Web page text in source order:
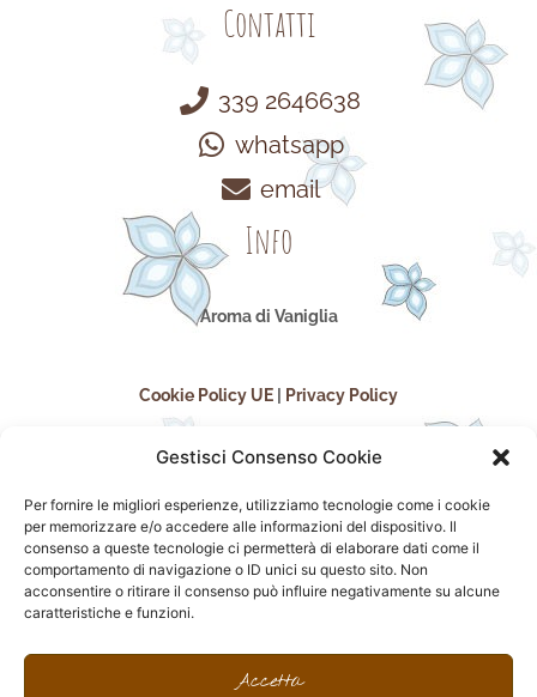
Gestisci Consenso Cookie
Per fornire le migliori esperienze, utilizziamo tecnologie come i cookie
per memorizzare e/o accedere alle informazioni del dispositivo. Il
consenso a queste tecnologie ci permetterà di elaborare dati come il
comportamento di navigazione o ID unici su questo sito. Non
acconsentire o ritirare il consenso può influire negativamente su alcune
caratteristiche e funzioni.
Accetta
Contatti
339 2646638
whatsapp
email
Info
Aroma di Vaniglia
Cookie Policy UE Privacy Policy
seguici sui social
F
I
n
P
i
F